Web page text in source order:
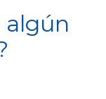
algún